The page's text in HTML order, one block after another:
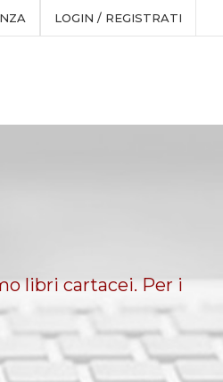
LOGIN / REGISTRATI
libri cartacei. Per i